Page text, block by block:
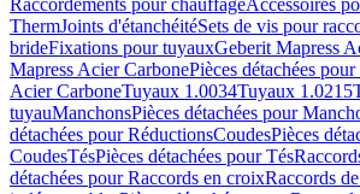
Raccordements pour chauffageAccessoires
ThermJoints d'étanchéitéSets de vis pour
brideFixations pour tuyauxGeberit Mapress
Mapress Acier CarbonePièces détachées
Acier CarboneTuyaux 1.0034Tuyaux 1.0215
tuyauManchonsPièces détachées pour
détachées pour RéductionsCoudesPièces
CoudesTésPièces détachées pour Tés
détachées pour Raccords en croixRaccords